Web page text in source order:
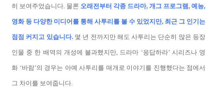
히 보여주었습니다. 물론 오래전부터 각종 드라마, 개그 프로그램, 예능,
영화 등 다양한 미디어를 통해 사투리를 볼 수 있었지만, 최근 그 인기는
점점 커지고 있습니다.몇 년 전까지만 해도 사투리는 단순히 많은 등장
인물 중 한 배역의 개성에 불과했지만, 드라마 ‘응답하라’ 시리즈나 영
화 ‘바람’의 경우는 아예 사투리를 매개로 이야기를 진행했다는 점에서
그 차이를 보여줍니다.